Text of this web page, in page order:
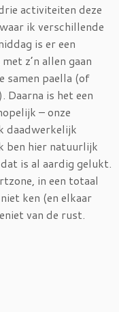
activiteiten deze
ik verschillende
is er een
z’n allen gaan
samen paella (of
Daarna is het een
– onze
daadwerkelijk
ben hier natuurlijk
is al aardig gelukt.
in een totaal
ken (en elkaar
van de rust.